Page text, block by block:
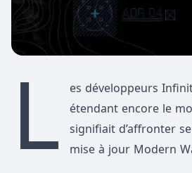
L
es développeurs
étendant encore le
signifiait d’affronter
mise à jour Modern